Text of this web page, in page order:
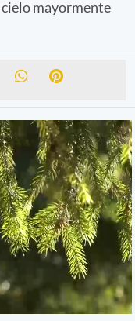
mayormente